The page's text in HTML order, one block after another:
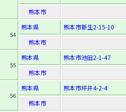
熊本市
54
熊本県
熊本市新生2-15-10
熊本市
55
熊本県
熊本市池田2-1-47
熊本市
56
熊本県
熊本市坪井4-2-4
熊本市